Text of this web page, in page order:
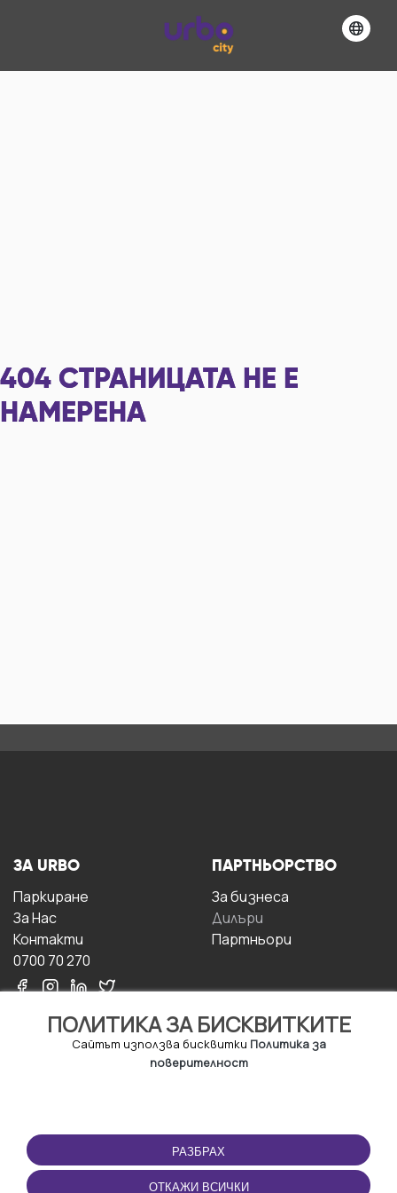
404 СТРАНИЦАТА НЕ Е
НАМЕРЕНА
ПОЛИТИКА ЗА БИСКВИТКИТЕ
Сайтът използва бисквитки Политика за
поверителност
РАЗБРАХ
ОТКАЖИ ВСИЧКИ
ЗА URBO
Паркиране
За Hас
Контакти
0700 70 270
ПАРТНЬОРСТВО
За бизнесa
Дилъри
Партньори
ПОЛЗВАНЕ
Правила и условия за
ползване
ПРИЛОЖЕНИЕТО